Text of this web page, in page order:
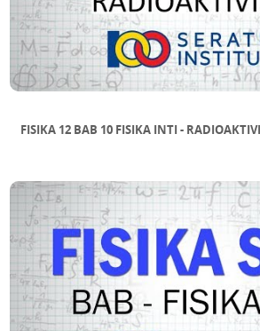
FISIKA 12 BAB 10 FISIKA INTI -